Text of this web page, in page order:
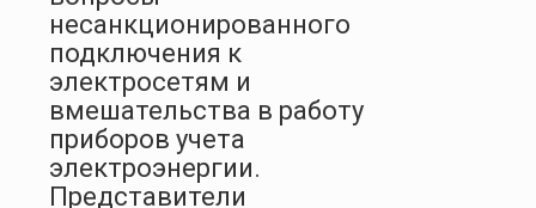
несанкционированного
подключения к
электросетям и
вмешательства в работу
приборов учета
электроэнергии.
Представители